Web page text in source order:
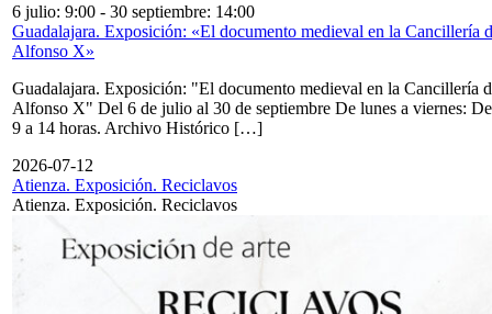
6 julio: 9:00 - 30 septiembre: 14:00
Guadalajara. Exposición: «El documento medieval en la Cancillería
Alfonso X»
Guadalajara. Exposición: "El documento medieval en la Cancillería
Alfonso X" Del 6 de julio al 30 de septiembre De lunes a viernes: De
9 a 14 horas. Archivo Histórico […]
2026-07-12
Atienza. Exposición. Reciclavos
Atienza. Exposición. Reciclavos